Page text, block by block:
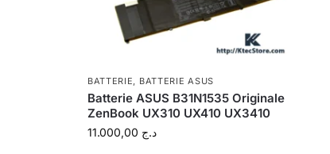
BATTERIE, BATTERIE ASUS
Batterie ASUS B31N1535 Originale
ZenBook UX310 UX410 UX3410
د.ج